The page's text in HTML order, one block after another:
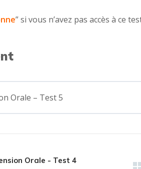
” si vous n’avez pas accès à ce
Orale – Test 5
Orale - Test 4